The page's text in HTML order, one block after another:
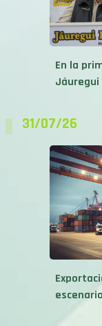
En la
Jáuregui
31/07/26
escenario